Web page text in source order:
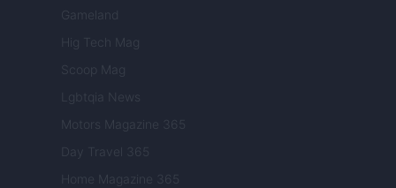
Gameland
Hig Tech Mag
Scoop Mag
Lgbtqia News
Motors Magazine 365
Day Travel 365
Home Magazine 365